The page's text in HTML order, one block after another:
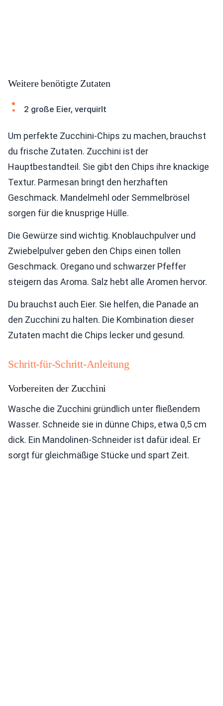
Weitere benötigte Zutaten
2 große Eier, verquirlt
Um perfekte Zucchini-Chips zu machen, brauchst
du frische Zutaten. Zucchini ist der
Hauptbestandteil. Sie gibt den Chips ihre knackige
Textur. Parmesan bringt den herzhaften
Geschmack. Mandelmehl oder Semmelbrösel
sorgen für die knusprige Hülle.
Die Gewürze sind wichtig. Knoblauchpulver und
Zwiebelpulver geben den Chips einen tollen
Geschmack. Oregano und schwarzer Pfeffer
steigern das Aroma. Salz hebt alle Aromen hervor.
Du brauchst auch Eier. Sie helfen, die Panade an
den Zucchini zu halten. Die Kombination dieser
Zutaten macht die Chips lecker und gesund.
Schritt-für-Schritt-Anleitung
Vorbereiten der Zucchini
Wasche die Zucchini gründlich unter fließendem
Wasser. Schneide sie in dünne Chips, etwa 0,5 cm
dick. Ein Mandolinen-Schneider ist dafür ideal. Er
sorgt für gleichmäßige Stücke und spart Zeit.